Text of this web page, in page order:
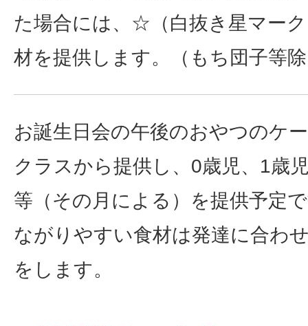
た場合には、☆（白抜き星マー
材を提供します。（もち団子等
お誕生日会の午後のおやつのケ
クラスから提供し、0歳児、1歳
等（その月による）を提供予定
ながりやすい食材は発達に合わ
をします。